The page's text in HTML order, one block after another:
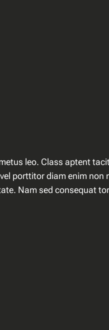
leo. Class aptent
porttitor diam enim non
Nam sed consequat